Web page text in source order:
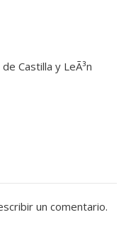
Castilla y LeÃ³n
un comentario.